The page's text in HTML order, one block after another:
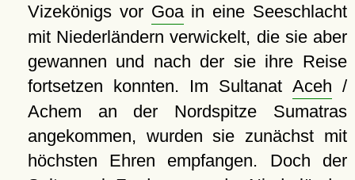
Vizekönigs vor Goain eine Seeschlacht
mit Niederländern verwickelt, die sie aber
gewannen und nach der sie ihre Reise
fortsetzen konnten. Im Sultanat Aceh /
Achem an der Nordspitze Sumatras
angekommen, wurden sie zunächst mit
höchsten Ehren empfangen. Doch der